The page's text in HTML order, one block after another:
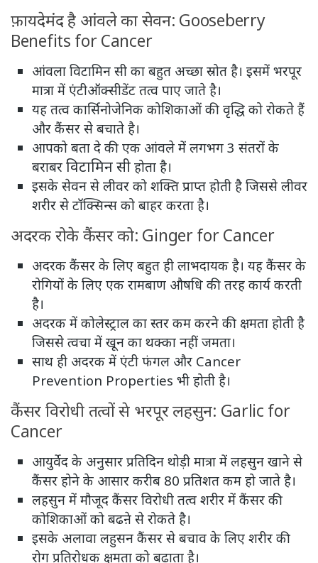
फ़ायदेमंद है आंवले का सेवन: Gooseberry
Benefits for Cancer
आंवला विटामिन सी का बहुत अच्छा स्रोत है। इसमें भरपूर
मात्रा में एंटीऑक्सीडेंट तत्व पाए जाते है।
यह तत्व कार्सिनोजेनिक कोशिकाओं की वृद्धि को रोकते हैं
और कैंसर से बचाते है।
आपको बता दे की एक आंवले में लगभग 3 संतरों के
बराबर विटामिन सी होता है।
इसके सेवन से लीवर को शक्ति प्राप्त होती है जिससे लीवर
शरीर से टॉक्सिन्स को बाहर करता है।
अदरक रोके कैंसर को: Ginger for Cancer
अदरक कैंसर के लिए बहुत ही लाभदायक है। यह कैंसर के
रोगियों के लिए एक रामबाण औषधि की तरह कार्य करती
है।
अदरक में कोलेस्ट्राल का स्तर कम करने की क्षमता होती है
जिससे त्वचा में खून का थक्का नहीं जमता।
साथ ही अदरक में एंटी फंगल और Cancer
Prevention Properties भी होती है।
कैंसर विरोधी तत्वों से भरपूर लहसुन: Garlic for
Cancer
आयुर्वेद के अनुसार प्रतिदिन थोड़ी मात्रा में लहसुन खाने से
कैंसर होने के आसार करीब 80 प्रतिशत कम हो जाते है।
लहसुन में मौजूद कैंसर विरोधी तत्व शरीर में कैंसर की
कोशिकाओं को बढऩे से रोकते है।
इसके अलावा लहुसन कैंसर से बचाव के लिए शरीर की
रोग प्रतिरोधक क्षमता को बढ़ाता है।